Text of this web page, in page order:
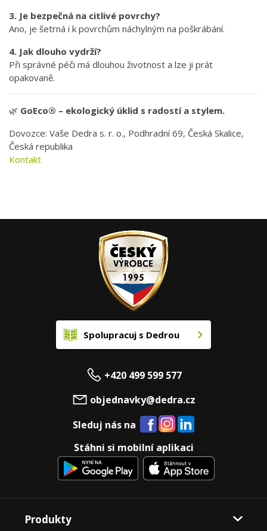
3. Je bezpečná na citlivé povrchy?
Ano, je šetrná i k povrchům náchylným na poškrábání.
4. Jak dlouho vydrží?
Při správné péči má dlouhou životnost a lze ji prát
opakovaně.
🌿 GoEco® – ekologický úklid s radostí a stylem.
Dovozce: Vaše Dedra s. r. o., Podhradní 69, Česká Skalice,
Česká republika
Kontakt
Spolupracuj s Dedrou
+420 499 599 577
objednavky@dedra.cz
Sleduj nás na
Stáhni si mobilní aplikaci
Produkty